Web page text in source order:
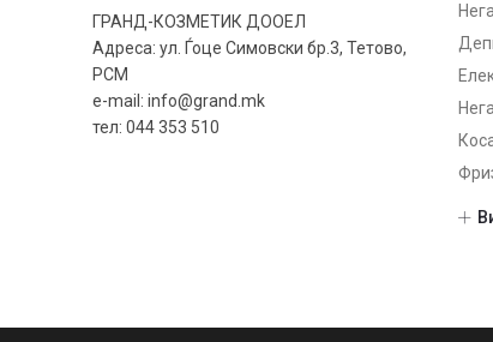
ГРАНД-КОЗМЕТИК ДООЕЛ
Адреса: ул. Ѓоце Симовски бр.3, Тетово,
РСМ
e-mail: info@grand.mk
тел: 044 353 510